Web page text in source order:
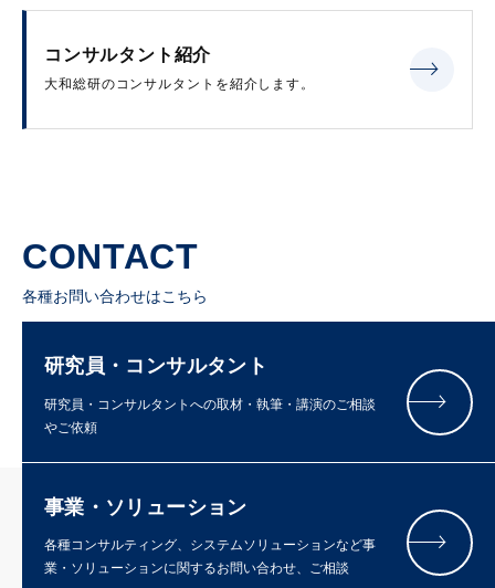
コンサルタント紹介
大和総研のコンサルタントを紹介します。
CONTACT
各種お問い合わせはこちら
研究員・コンサルタント
研究員・コンサルタントへの取材・執筆・講演のご相談
やご依頼
事業・ソリューション
各種コンサルティング、システムソリューションなど事
業・ソリューションに関するお問い合わせ、ご相談